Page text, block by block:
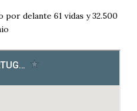
delante 61 vidas y 32.500